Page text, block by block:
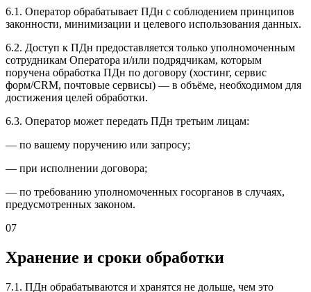
6.1. Оператор обрабатывает ПДн с соблюдением принципов
законности, минимизации и целевого использования данных.
6.2. Доступ к ПДн предоставляется только уполномоченным
сотрудникам Оператора и/или подрядчикам, которым
поручена обработка ПДн по договору (хостинг, сервис
форм/CRM, почтовые сервисы) — в объёме, необходимом для
достижения целей обработки.
6.3. Оператор может передать ПДн третьим лицам:
— по вашему поручению или запросу;
— при исполнении договора;
— по требованию уполномоченных госорганов в случаях,
предусмотренных законом.
07
Хранение и сроки обработки
7.1. ПДн обрабатываются и хранятся не дольше, чем это